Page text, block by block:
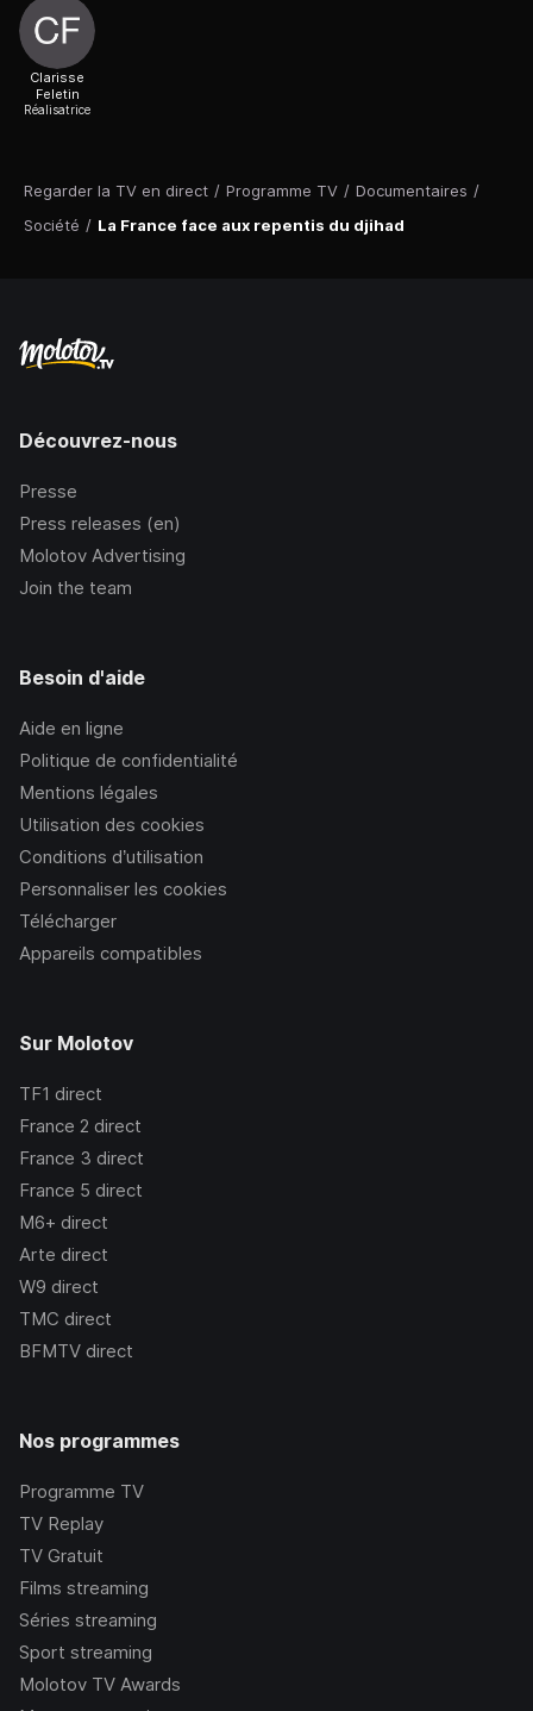
Regarder la TV en direct / Programme TV / Documentaires /
Société / La France face aux repentis du djihad
Clarisse
Feletin
Réalisatrice
Découvrez-nous
Presse
Press releases (en)
Molotov Advertising
Join the team
Besoin d'aide
Aide en ligne
Politique de confidentialité
Mentions légales
Utilisation des cookies
Conditions d’utilisation
Personnaliser les cookies
Télécharger
Appareils compatibles
Sur Molotov
TF1 direct
France 2 direct
France 3 direct
France 5 direct
M6+ direct
Arte direct
W9 direct
TMC direct
BFMTV direct
Nos programmes
Programme TV
TV Replay
TV Gratuit
Films streaming
Séries streaming
Sport streaming
Molotov TV Awards